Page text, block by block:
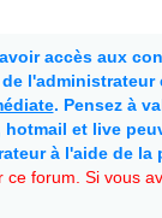
accès aux
. Pensez à
et live
à l'aide de
forum. Si vous